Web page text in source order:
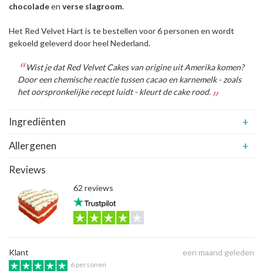
chocoladeen verse slagroom.
Het Red Velvet Hart is te bestellen voor 6 personen en wordt
gekoeld geleverd door heel Nederland.
Ingrediënten
+
Allergenen
+
Wist je dat Red Velvet Cakes van origine uit Amerika komen?
Door een chemische reactie tussen cacao en karnemelk - zoals
het oorspronkelijke recept luidt - kleurt de cake rood.
Reviews
62 reviews
Klant een maand geleden
6 personen